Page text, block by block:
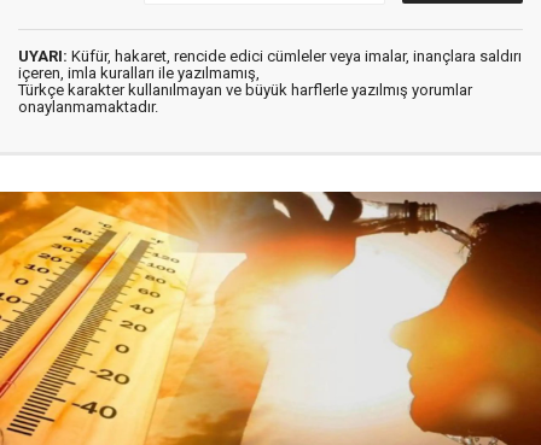
UYARI: Küfür, hakaret, rencide edici cümleler veya imalar, inançlara saldırı
içeren, imla kuralları ile yazılmamış,
Türkçe karakter kullanılmayan ve büyük harflerle yazılmış yorumlar
onaylanmamaktadır.